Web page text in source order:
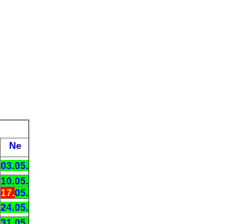
Ne
03.05.
10.05.
17.05.
24.05.